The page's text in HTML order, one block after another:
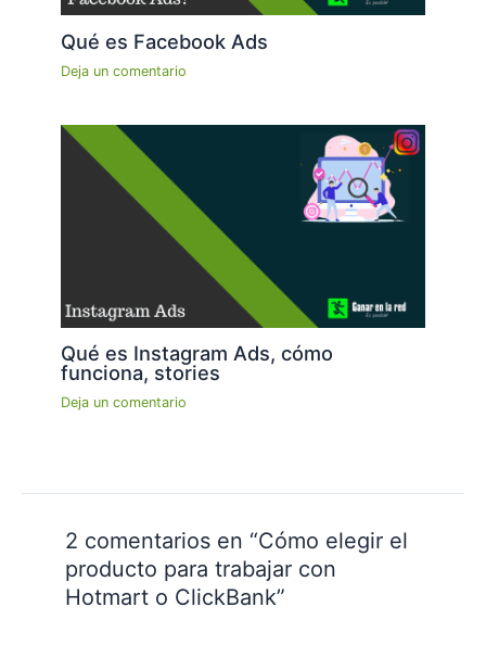
Qué es Facebook Ads
Deja un comentario
Qué es Instagram Ads, cómo
funciona, stories
Deja un comentario
2 comentarios en “Cómo elegir el
producto para trabajar con
Hotmart o ClickBank”